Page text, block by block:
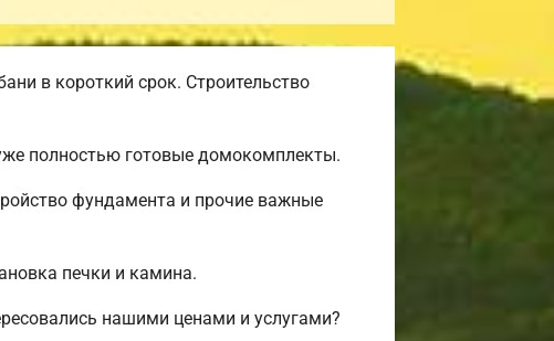
в короткий срок. Строительство
полностью готовые домокомплекты.
фундамента и прочие важные
печки и камина.
нашими ценами и услугами?